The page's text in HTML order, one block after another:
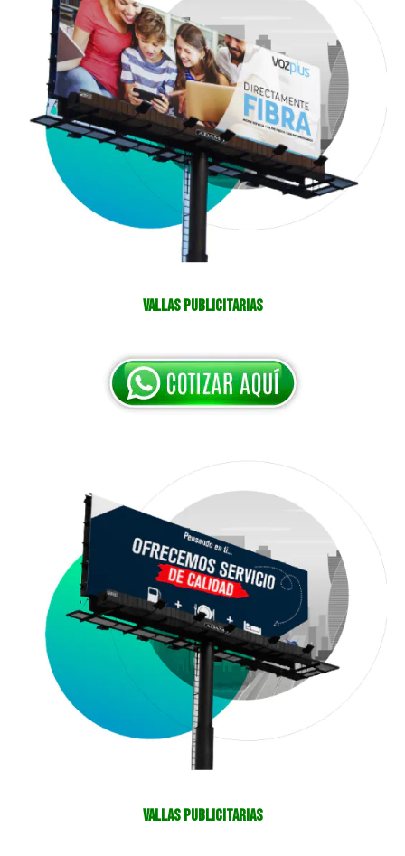
Vallas Publicitarias
Vallas Publicitarias